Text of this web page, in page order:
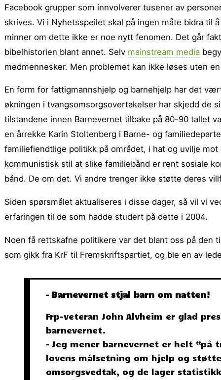
Facebook grupper som innvolverer tusener av
skrives. Vi i Nyhetsspeilet skal på ingen måte bidra til
minner om dette ikke er noe nytt fenomen. Det går
bibelhistorien blant annet. Selv mainstream media
medmennesker. Men problemet kan ikke løses uten
En form for fattigmannshjelp og barnehjelp har det
økningen i tvangsomsorgsovertakelser har skjedd de
tilstandene innen Barnevernet tilbake på 80-90 tallet
en årrekke Karin Stoltenberg i Barne- og
familiefiendtlige politikk på området, i hat og uvilje
kommunistisk stil at slike familiebånd er rent sosiale
bånd. De om det. Vi andre trenger ikke støtte deres
Siden spørsmålet aktualiseres i disse dager, så vil vi
erfaringen til de som hadde studert på dette i 2004.
Noen få rettskafne politikere var det blant oss på den
som gikk fra KrF til Fremskriftspartiet, og ble en av
– Barnevernet stjal barn om natten!
Frp-veteran John Alvheim er glad
barnevernet.
– Jeg mener barnevernet er helt
lovens målsetning om hjelp og
omsorgsvedtak, og de lager